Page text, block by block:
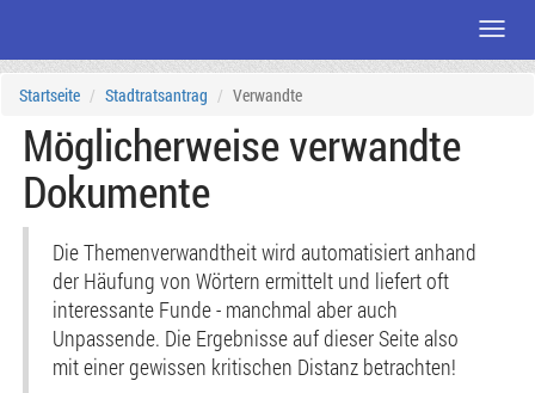
Seiteninhalt
Startseite Stadtratsantrag Verwandte
Möglicherweise verwandte
Dokumente
Die Themenverwandtheit wird automatisiert anhand
der Häufung von Wörtern ermittelt und liefert oft
interessante Funde - manchmal aber auch
Unpassende. Die Ergebnisse auf dieser Seite also
mit einer gewissen kritischen Distanz betrachten!